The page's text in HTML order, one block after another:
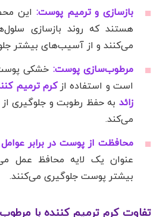
بازسازی و ترمیم پوست: این
هستند که روند بازسازی
می‌کنند و از آسیب‌های بیشتر
مرطوب‌سازی پوست: خشکی
است و استفاده ازکرم ترمیم
زائد به حفظ رطوبت و جلوگیری
می‌کند.
محافظت از پوست در برابر
عنوان یک لایه محافظ عمل
بیشتر پوست جلوگیری می‌کنند.
تفاوت کرم ترمیم کننده با